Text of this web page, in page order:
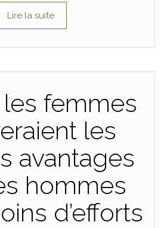
Lire la suite
femmes
les
avantages
hommes
d’efforts